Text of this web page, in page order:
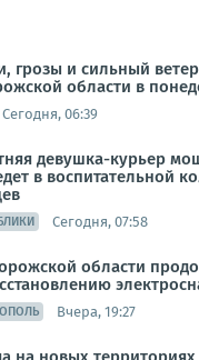
грозы и сильный
области в
Сегодня, 06:39
девушка-курьер
в воспитательной
Сегодня, 07:58
области
Вчера, 19:27